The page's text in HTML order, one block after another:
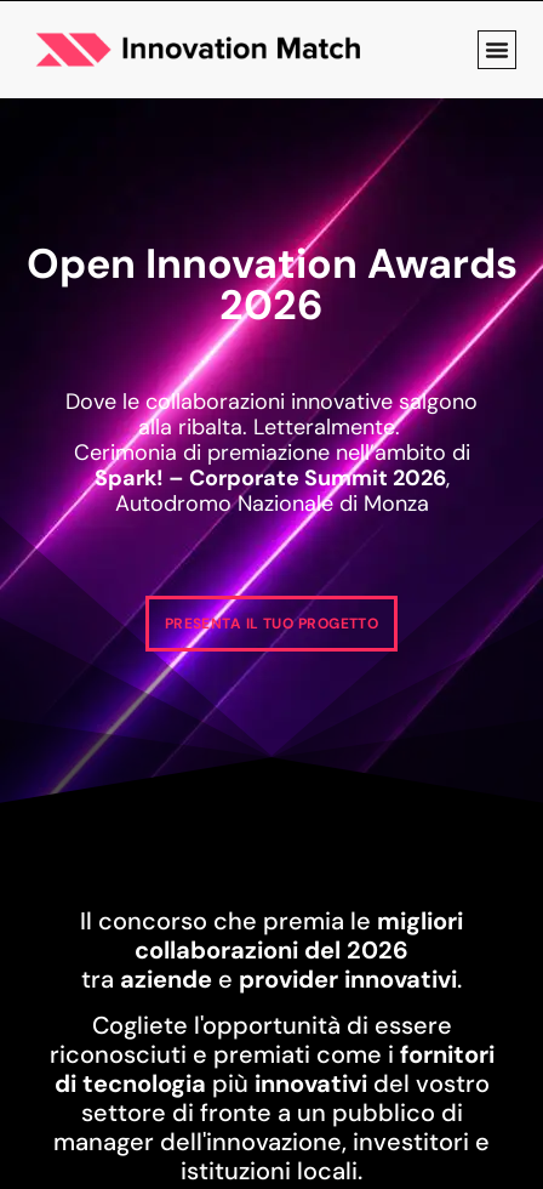
Open Innovation Awards
2026
Dove le collaborazioni innovative salgono
alla ribalta. Letteralmente.
Cerimonia di premiazione nell’ambito di
Spark! – Corporate Summit 2026,
Autodromo Nazionale di Monza
PRESENTA IL TUO PROGETTO
Il concorso che premia le migliori
collaborazioni del 2026
tra aziende e provider innovativi.
Cogliete l'opportunità di essere
riconosciuti e premiati come i fornitori
di tecnologia più innovatividel vostro
settore di fronte a un pubblico di
manager dell'innovazione, investitori e
istituzioni locali.